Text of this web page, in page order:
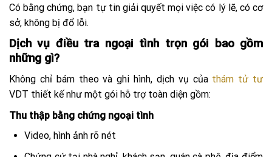
Có bằng chứng, bạn tự tin giải quyết mọi việc có lý lẽ, có cơ
sở, không bị đổ lỗi.
Dịch vụ điều tra ngoại tình trọn gói bao gồm
những gì?
Không chỉ bám theo và ghi hình, dịch vụ của thám tử tư
VDT thiết kế như một gói hỗ trợ toàn diện gồm:
Thu thập bằng chứng ngoại tình
Video, hình ảnh rõ nét